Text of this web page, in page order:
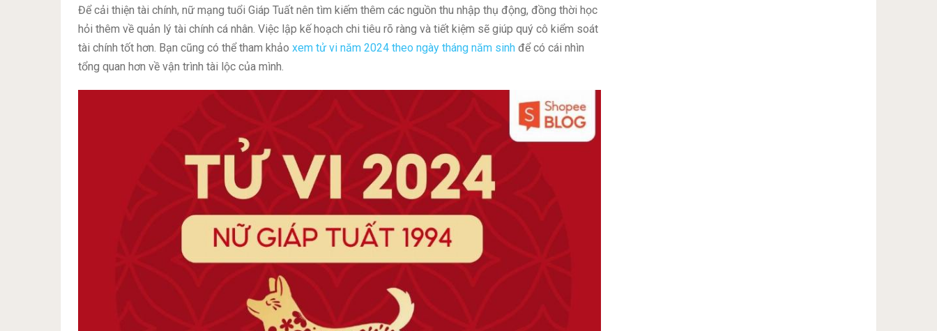
Để cải thiện tài chính, nữ mạng tuổi Giáp Tuất nên tìm kiếm thêm các nguồn thu nhập thụ động, đồng thời học
hỏi thêm về quản lý tài chính cá nhân. Việc lập kế hoạch chi tiêu rõ ràng và tiết kiệm sẽ giúp quý cô kiểm soát
tài chính tốt hơn. Bạn cũng có thể tham khảo xem tử vi năm 2024 theo ngày tháng năm sinh để có cái nhìn
tổng quan hơn về vận trình tài lộc của mình.